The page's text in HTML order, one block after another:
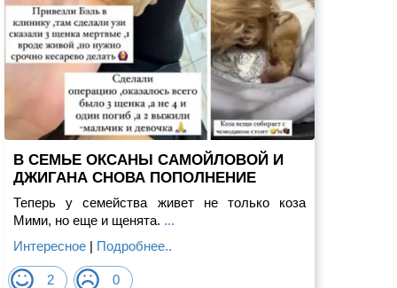
В СЕМЬЕ ОКСАНЫ САМОЙЛОВОЙ И
ДЖИГАНА СНОВА ПОПОЛНЕНИЕ
Теперь у семейства живет не только коза
Мими, но еще и щенята. ...
Интересное | Подробнее..
2 0